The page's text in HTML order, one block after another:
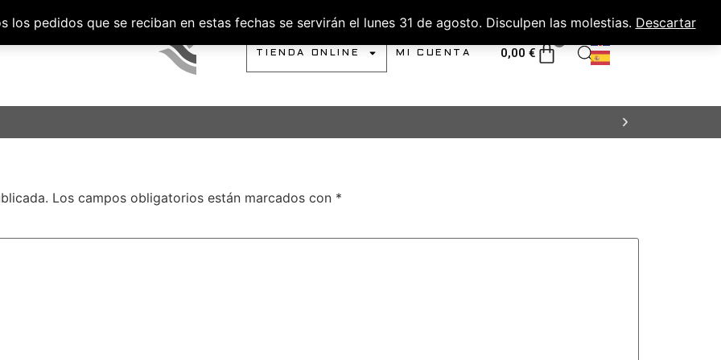
pedidos que se reciban en estas fechas se servirán el lunes 31 de agosto. Disculpen las molestias. Descartar
TIENDA ONLINE MI CUENTA 0,00 €
Los campos obligatorios están marcados con *